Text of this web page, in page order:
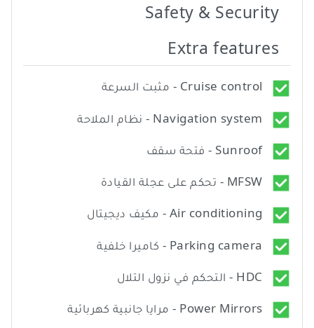
Safety & Security
Extra features
Cruise control - مثبت السرعة
Navigation system - نظام الملاحة
Sunroof - فتحة سقف
MFSW - تحكم على عجلة القيادة
Air conditioning - مكيف ديجيتال
Parking camera - كاميرا خلفية
HDC - التحكم في نزول التلال
Power Mirrors - مرايا جانبية كهربائية